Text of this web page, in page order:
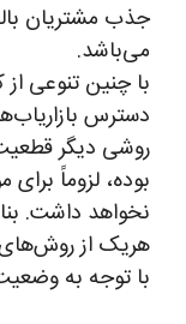
جذب مشتریان
می‌باشد.
با چنین تنوعی از
دسترس
روشی دیگر
بوده، لزوماً
نخواهد داشت.
هریک از روش‌های
با توجه به